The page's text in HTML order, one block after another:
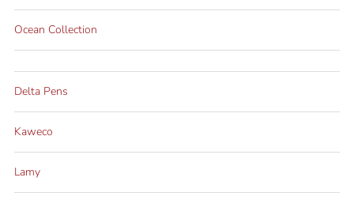
Ocean Collection
Delta Pens
Kaweco
Lamy